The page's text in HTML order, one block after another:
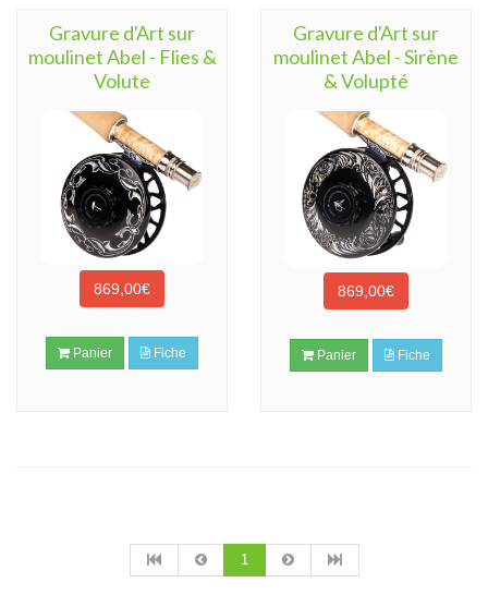
Gravure d'Art sur
moulinet Abel - Flies &
Volute
869,00€
Panier Fiche
Gravure d'Art sur
moulinet Abel - Sirène
& Volupté
869,00€
Panier Fiche
1